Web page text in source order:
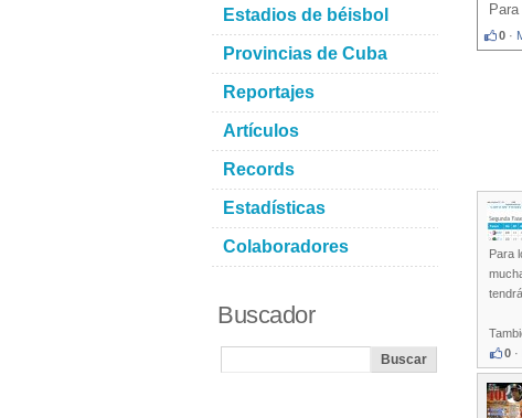
0 ·
Para
0 ·
Estadios de béisbol
Provincias de Cuba
Reportajes
Artículos
Records
Estadísticas
Colaboradores
Buscador